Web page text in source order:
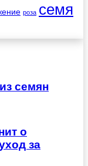
роза семя
семян
о
за